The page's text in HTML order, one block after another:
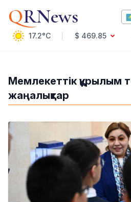
QRNews
17.2°C $ 469.85
Саясат
Технология
Экономика
Әлемде
Қоғам
Білім және Ғылым
Оқиға
Спорт
Мемлекеттік құрылым
жаңалықтар